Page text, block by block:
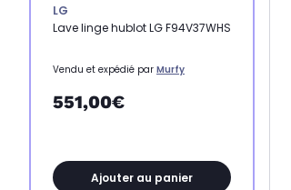
LG
Lave linge hublot LG F94V37WHS
Vendu et expédié par Murfy
551,00€
Ajouter au panier